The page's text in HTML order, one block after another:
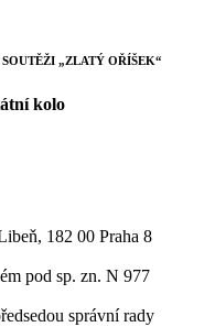
„ZLATÝ OŘÍŠEK“
kolo
182 00 Praha 8
pod sp. zn. N 977
správní rady